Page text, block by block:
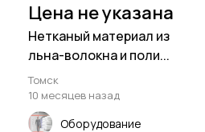
Цена не указана
Нетканый материал из
льна-волокна и поли...
Томск
10 месяцев назад
Оборудование